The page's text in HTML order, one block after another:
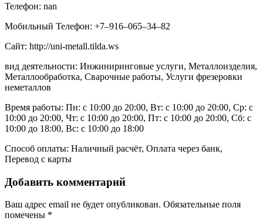
Телефон: nan
Мобильный Телефон: +7‒916‒065‒34‒82
Сайт: http://uni-metall.tilda.ws
вид деятельности: Инжиниринговые услуги, Металлоизделия,
Металлообработка, Сварочные работы, Услуги фрезеровки
неметаллов
Время работы: Пн: с 10:00 до 20:00, Вт: с 10:00 до 20:00, Ср: с
10:00 до 20:00, Чт: с 10:00 до 20:00, Пт: с 10:00 до 20:00, Сб: с
10:00 до 18:00, Вс: с 10:00 до 18:00
Способ оплаты: Наличный расчёт, Оплата через банк,
Перевод с карты
Добавить комментарий
Ваш адрес email не будет опубликован. Обязательные поля
помечены *